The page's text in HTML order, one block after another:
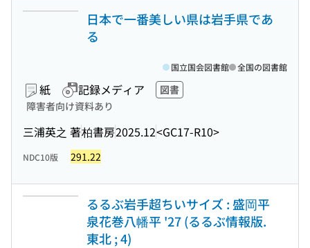
日本で一番美しい県は岩手県であ
る
紙 記録メディア
図書
障害者向け資料あり
三浦英之 著柏書房2025.12<GC17-R10>
国立国会図書館 全国の図書館
NDC10版 291.22
るるぶ岩手超ちいサイズ : 盛岡平
泉花巻八幡平 '27 (るるぶ情報版.
東北 ; 4)